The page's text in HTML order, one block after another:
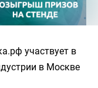
участвует в
в Москве